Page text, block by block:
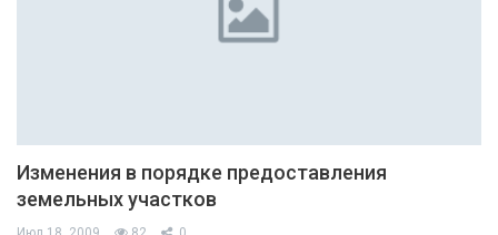
Изменения в порядке предоставления
земельных участков